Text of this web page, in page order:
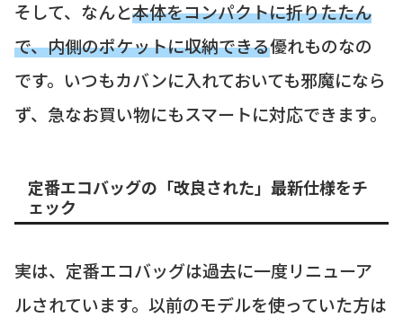
そして、なんと本体をコンパクトに折りたたん
で、内側のポケットに収納できる優れものなの
です。いつもカバンに入れておいても邪魔になら
ず、急なお買い物にもスマートに対応できます。
定番エコバッグの「改良された」最新仕様をチ
ェック
実は、定番エコバッグは過去に一度リニューア
ルされています。以前のモデルを使っていた方は